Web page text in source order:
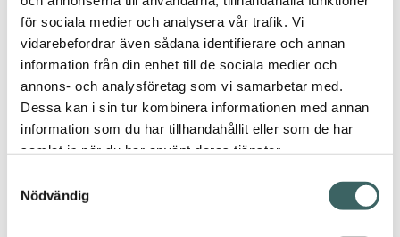
för sociala medier och analysera vår trafik. Vi
vidarebefordrar även sådana identifierare och annan
information från din enhet till de sociala medier och
annons- och analysföretag som vi samarbetar med.
Dessa kan i sin tur kombinera informationen med annan
information som du har tillhandahållit eller som de har
samlat in när du har använt deras tjänster.
Nödvändig